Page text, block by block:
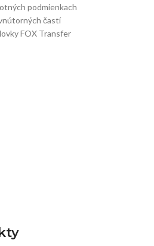
podmienkach
častí
FOX Transfer